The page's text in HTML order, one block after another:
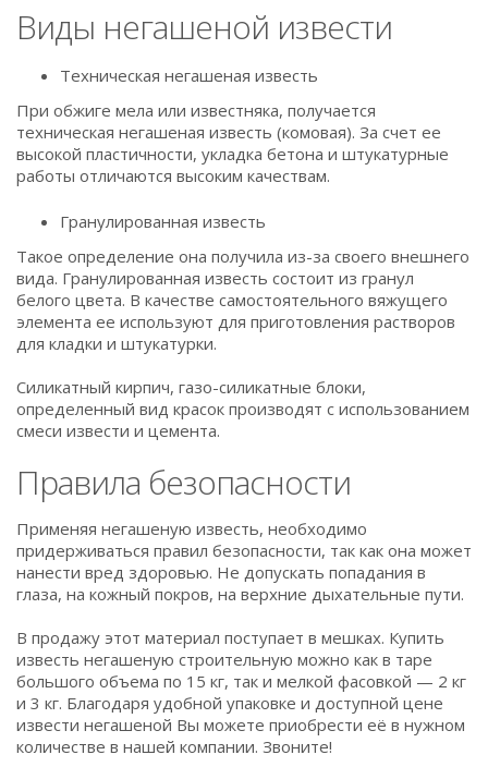
Виды негашеной извести
Техническая негашеная известь
При обжиге мела или известняка, получается
техническая негашеная известь (комовая). За счет ее
высокой пластичности, укладка бетона и штукатурные
работы отличаются высоким качествам.
Гранулированная известь
Такое определение она получила из-за своего внешнего
вида. Гранулированная известь состоит из гранул
белого цвета. В качестве самостоятельного вяжущего
элемента ее используют для приготовления растворов
для кладки и штукатурки.
Силикатный кирпич, газо-силикатные блоки,
определенный вид красок производят с использованием
смеси извести и цемента.
Правила безопасности
Применяя негашеную известь, необходимо
придерживаться правил безопасности, так как она может
нанести вред здоровью. Не допускать попадания в
глаза, на кожный покров, на верхние дыхательные пути.
В продажу этот материал поступает в мешках. Купить
известь негашеную строительную можно как в таре
большого объема по 15 кг, так и мелкой фасовкой — 2 кг
и 3 кг. Благодаря удобной упаковке и доступной цене
извести негашеной Вы можете приобрести её в нужном
количестве в нашей компании. Звоните!